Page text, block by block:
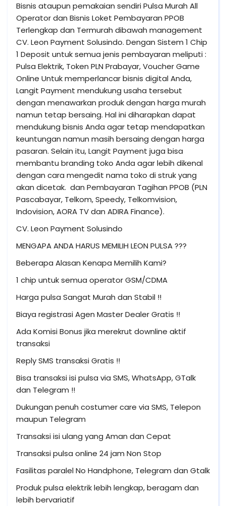
Bisnis ataupun pemakaian sendiri Pulsa Murah All
Operator dan Bisnis Loket Pembayaran PPOB
Terlengkap dan Termurah dibawah management
CV. Leon Payment Solusindo. Dengan Sistem 1 Chip
1 Deposit untuk semua jenis pembayaran meliputi :
Pulsa Elektrik, Token PLN Prabayar, Voucher Game
Online Untuk memperlancar bisnis digital Anda,
Langit Payment mendukung usaha tersebut
dengan menawarkan produk dengan harga murah
namun tetap bersaing. Hal ini diharapkan dapat
mendukung bisnis Anda agar tetap mendapatkan
keuntungan namun masih bersaing dengan harga
pasaran. Selain itu, Langit Payment juga bisa
membantu branding toko Anda agar lebih dikenal
dengan cara mengedit nama toko di struk yang
akan dicetak. dan Pembayaran Tagihan PPOB (PLN
Pascabayar, Telkom, Speedy, Telkomvision,
Indovision, AORA TV dan ADIRA Finance).
CV. Leon Payment Solusindo
MENGAPA ANDA HARUS MEMILIH LEON PULSA ???
Beberapa Alasan Kenapa Memilih Kami?
1 chip untuk semua operator GSM/CDMA
Harga pulsa Sangat Murah dan Stabil !!
Biaya registrasi Agen Master Dealer Gratis !!
Ada Komisi Bonus jika merekrut downline aktif
transaksi
Reply SMS transaksi Gratis !!
Bisa transaksi isi pulsa via SMS, WhatsApp, GTalk
dan Telegram !!
Dukungan penuh costumer care via SMS, Telepon
maupun Telegram
Transaksi isi ulang yang Aman dan Cepat
Transaksi pulsa online 24 jam Non Stop
Fasilitas paralel No Handphone, Telegram dan Gtalk
Produk pulsa elektrik lebih lengkap, beragam dan
lebih bervariatif